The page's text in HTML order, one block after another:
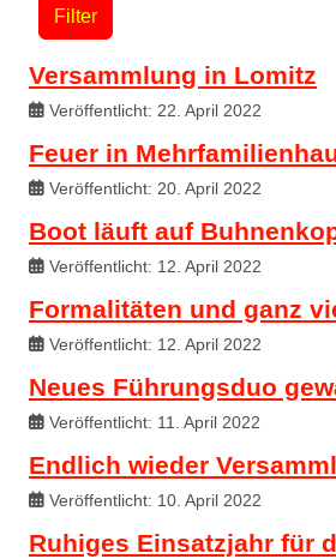
Filter
Versammlung in Lomitz
Veröffentlicht: 22. April 2022
Feuer in
Veröffentlicht: 20. April 2022
Boot läuft auf
Veröffentlicht: 12. April 2022
Formalitäten und ganz
Veröffentlicht: 12. April 2022
Neues Führungsduo
Veröffentlicht: 11. April 2022
Endlich wieder
Veröffentlicht: 10. April 2022
Ruhiges Einsatzjahr für